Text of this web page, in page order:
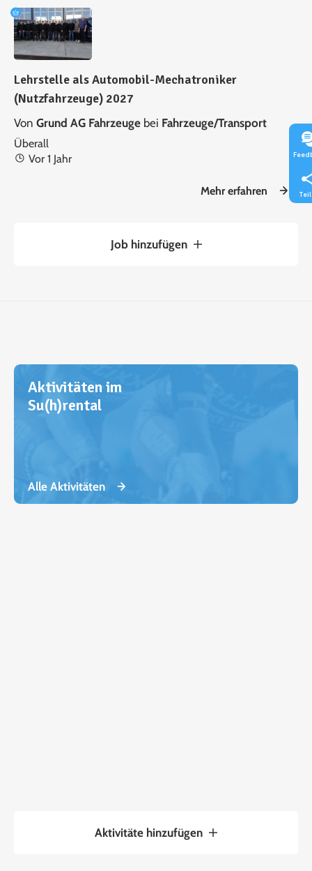
Lehrstelle als Automobil-Mechatroniker
(Nutzfahrzeuge) 2027
Von Grund AG Fahrzeuge bei Fahrzeuge/Transport
Überall
Vor 1 Jahr
Mehr erfahren
Job hinzufügen
Aktivitäten im
Su(h)rental
Alle Aktivitäten
Aktivitäte hinzufügen